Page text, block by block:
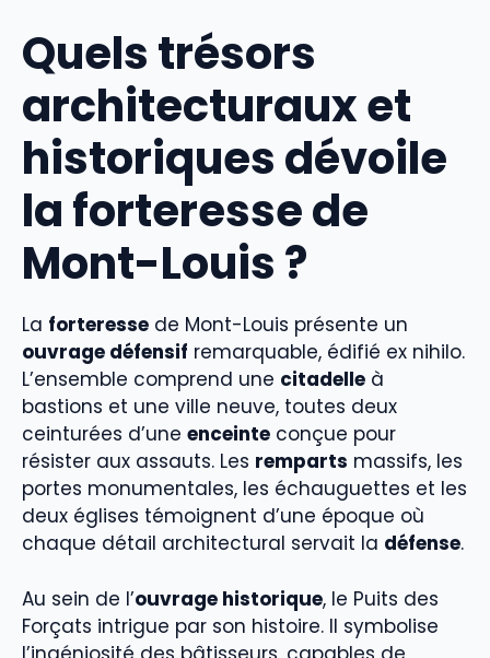
Quels trésors
architecturaux et
historiques dévoile
la forteresse de
Mont-Louis ?
La forteresse de Mont-Louis présente un
ouvrage défensif remarquable, édifié ex nihilo.
L’ensemble comprend une citadelle à
bastions et une ville neuve, toutes deux
ceinturées d’une enceinte conçue pour
résister aux assauts. Les remparts massifs, les
portes monumentales, les échauguettes et les
deux églises témoignent d’une époque où
chaque détail architectural servait la défense.
Au sein de l’ouvrage historique, le Puits des
Forçats intrigue par son histoire. Il symbolise